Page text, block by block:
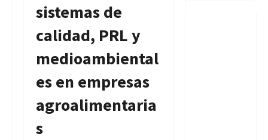
sistemas de
calidad, PRL y
medioambiental
es en empresas
agroalimentaria
s